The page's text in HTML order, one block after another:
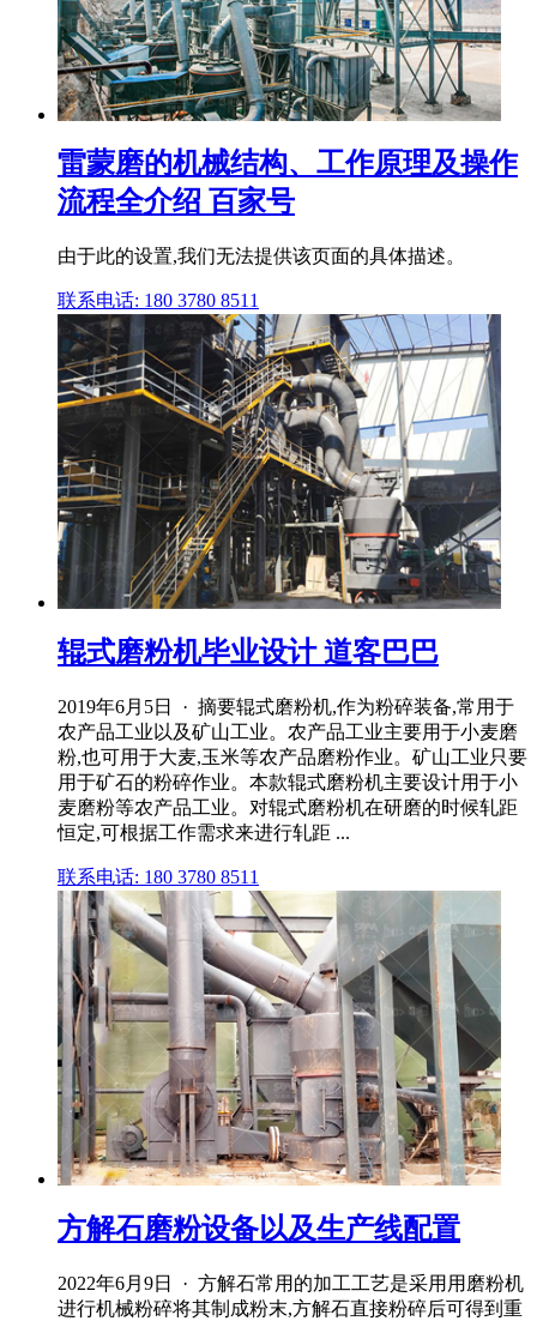
雷蒙磨的机械结构、工作原理及操作
流程全介绍 百家号
由于此的设置,我们无法提供该页面的具体描述。
联系电话: 180 3780 8511
辊式磨粉机毕业设计 道客巴巴
2019年6月5日 · 摘要辊式磨粉机,作为粉碎装备,常用于
农产品工业以及矿山工业。农产品工业主要用于小麦磨
粉,也可用于大麦,玉米等农产品磨粉作业。矿山工业只要
用于矿石的粉碎作业。本款辊式磨粉机主要设计用于小
麦磨粉等农产品工业。对辊式磨粉机在研磨的时候轧距
恒定,可根据工作需求来进行轧距 ...
联系电话: 180 3780 8511
方解石磨粉设备以及生产线配置
2022年6月9日 · 方解石常用的加工工艺是采用用磨粉机
进行机械粉碎将其制成粉末,方解石直接粉碎后可得到重